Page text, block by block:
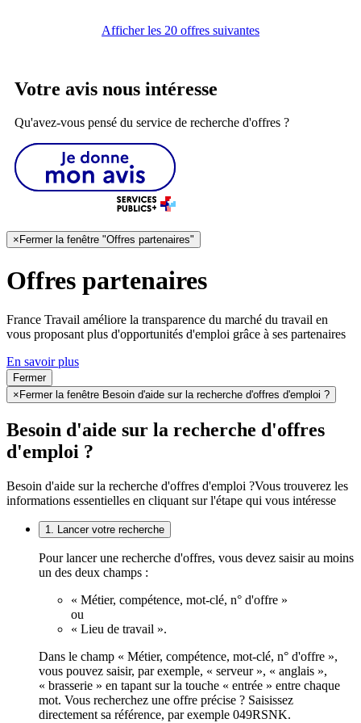
Afficher les 20 offres suivantes
Votre avis nous intéresse
Qu'avez-vous pensé du service de recherche d'offres ?
× Fermer la fenêtre "Offres partenaires"
Offres partenaires
France Travail améliore la transparence du marché du travail en
vous proposant plus d'opportunités d'emploi grâce à ses partenaires
En savoir plus
Fermer
× Fermer la fenêtre Besoin d'aide sur la recherche d'offres d'emploi ?
Besoin d'aide sur la recherche d'offres
d'emploi ?
Besoin d'aide sur la recherche d'offres d'emploi ?Vous trouverez les
informations essentielles en cliquant sur l'étape qui vous intéresse
1. Lancer votre recherche
Pour lancer une recherche d'offres, vous devez saisir au moins
un des deux champs :
« Métier, compétence, mot-clé, n° d'offre »
ou
« Lieu de travail ».
Dans le champ « Métier, compétence, mot-clé, n° d'offre »,
vous pouvez saisir, par exemple, « serveur », « anglais »,
« brasserie » en tapant sur la touche « entrée » entre chaque
mot. Vous recherchez une offre précise ? Saisissez
directement sa référence, par exemple 049RSNK.